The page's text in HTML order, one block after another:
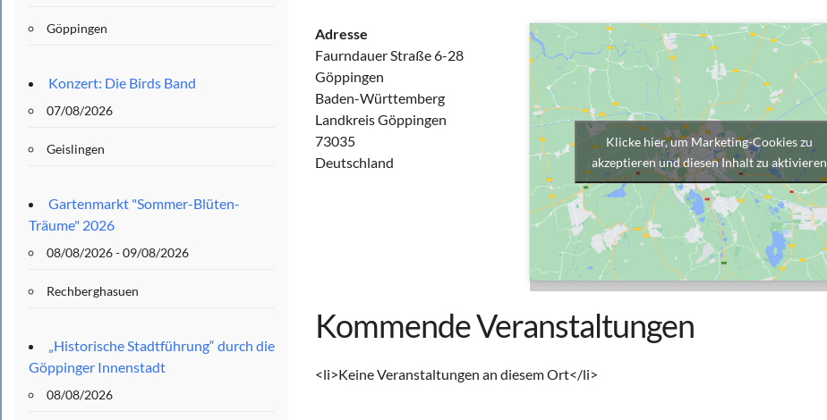
Klicke hier, um Marketing-Cookies zu
akzeptieren und diesen Inhalt zu aktivieren
Adresse
Faurndauer Straße 6-28
Göppingen
Baden-Württemberg
Landkreis Göppingen
73035
Deutschland
Kommende Veranstaltungen
<li>Keine Veranstaltungen an diesem Ort</li>
Göppingen
Konzert: Die Birds Band
07/08/2026
Geislingen
Gartenmarkt "Sommer-Blüten-
Träume" 2026
08/08/2026 - 09/08/2026
Rechberghasuen
„Historische Stadtführung“ durch die
Göppinger Innenstadt
08/08/2026